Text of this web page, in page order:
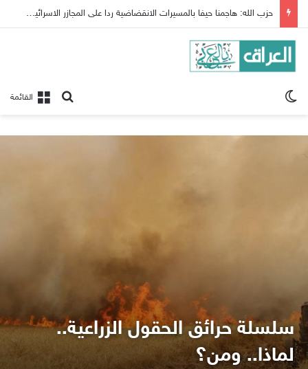
حزب الله: هاجمنا حيفا بالمسيرات الانقضاضية ردا على المجازر الاسرائيلية بجنوب لبنان
القائمةبحث عن
سلسلة حرائق الحقول الزراعية..
لماذا.. ومن؟